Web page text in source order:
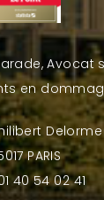
Avocat
en
Delorme
PARIS
40 54 02 41